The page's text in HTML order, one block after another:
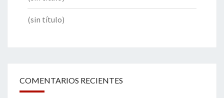
(sin título)
COMENTARIOS RECIENTES